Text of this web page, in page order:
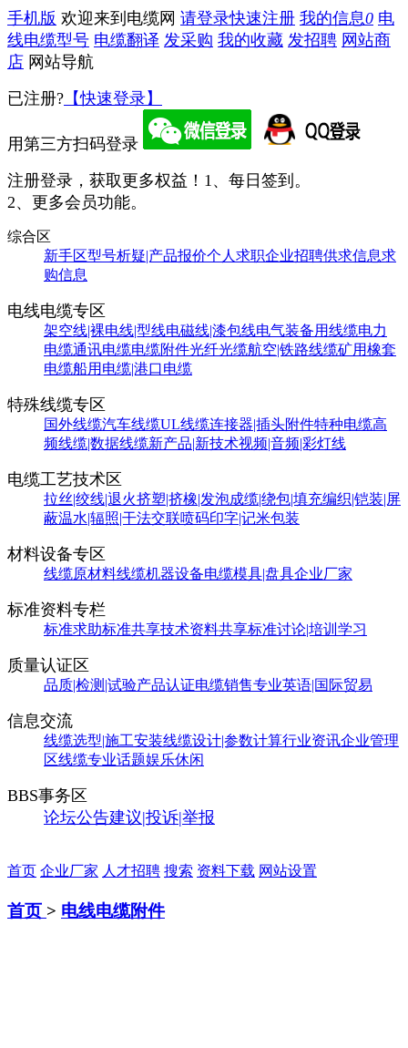
手机版 欢迎来到电缆网 请登录快速注册 我的信息0 电
线电缆型号 电缆翻译 发采购 我的收藏 发招聘 网站商
店 网站导航
已注册? 【快速登录】
用第三方扫码登录
注册登录，获取更多权益！ 1、每日签到。
2、更多会员功能。
综合区
新手区型号析疑|产品报价个人求职企业招聘供求信息求
购信息
电线电缆专区
架空线|裸电线|型线电磁线|漆包线电气装备用线缆电力
电缆通讯电缆电缆附件光纤光缆航空|铁路线缆矿用橡套
电缆船用电缆|港口电缆
特殊线缆专区
国外线缆汽车线缆UL线缆连接器|插头附件特种电缆高
频线缆|数据线缆新产品|新技术视频|音频|彩灯线
电缆工艺技术区
拉丝|绞线|退火挤塑|挤橡|发泡成缆|绕包|填充编织|铠装|屏
蔽温水|辐照|干法交联喷码印字|记米包装
材料设备专区
线缆原材料线缆机器设备电缆模具|盘具企业厂家
标准资料专栏
标准求助标准共享技术资料共享标准讨论|培训学习
质量认证区
品质|检测|试验产品认证电缆销售专业英语|国际贸易
信息交流
线缆选型|施工安装线缆设计|参数计算行业资讯企业管理
区线缆专业话题娱乐休闲
BBS事务区
论坛公告建议|投诉|举报
首页 企业厂家 人才招聘 搜索 资料下载 网站设置
首页 > 电线电缆附件